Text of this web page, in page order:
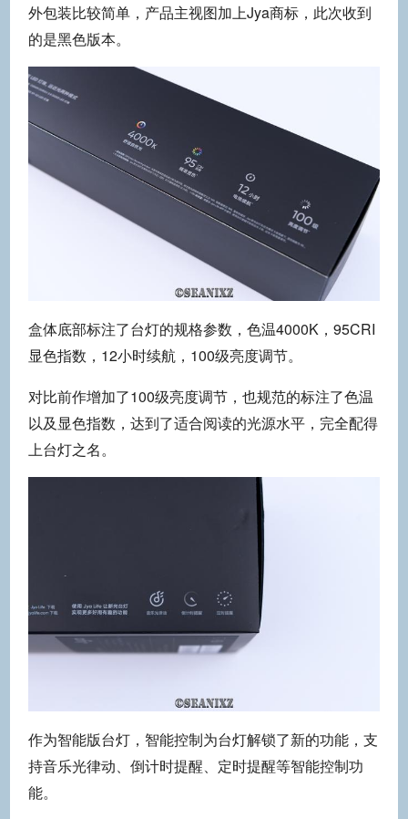
外包装比较简单，产品主视图加上Jya商标，此次收到
的是黑色版本。
盒体底部标注了台灯的规格参数，色温4000K，95CRI
显色指数，12小时续航，100级亮度调节。
对比前作增加了100级亮度调节，也规范的标注了色温
以及显色指数，达到了适合阅读的光源水平，完全配得
上台灯之名。
作为智能版台灯，智能控制为台灯解锁了新的功能，支
持音乐光律动、倒计时提醒、定时提醒等智能控制功
能。